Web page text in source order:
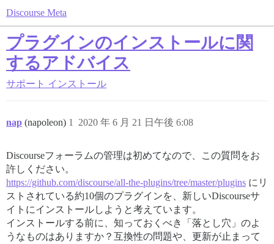
Discourse Meta
プラグインのインストールに関
するアドバイス
サポート インストール
nap (napoleon) 2020 年 6 月 21 日午後 6:08
1
Discourseフォーラムの管理は初めてなので、この質問をお
許しください。
https://github.com/discourse/all-the-plugins/tree/master/plugins にリ
ストされている約10個のプラグインを、新しいDiscourseサ
イトにインストールしようと考えています。
インストールする前に、知っておくべき「落とし穴」のよ
うなものはありますか？互換性の問題や、更新が止まって